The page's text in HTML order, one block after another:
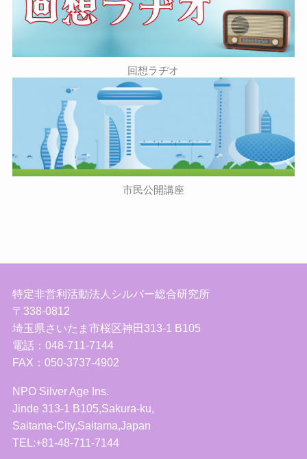
回想ラヂオ
市民公開講座
特定非営利活動法人シルバー総合研究所
〒338-0812
埼玉県さいたま市桜区神田313-1 B105
電話：048-711-7144
FAX：050-3737-4902
NPO Silver Age Ins.
Jinde 313-1 B105,Sakura-ku,
Saitama-City,Saitama,Japan
TEL:+81-48-711-7144